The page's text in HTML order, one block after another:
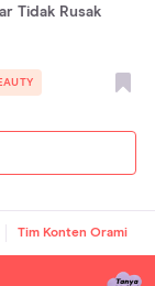
Tidak Rusak
Tim Konten Orami